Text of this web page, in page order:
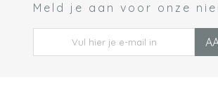
Meld je aan voor onze